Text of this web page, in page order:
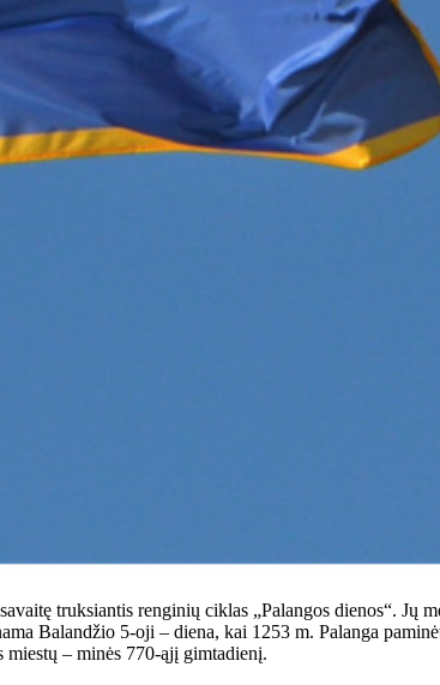
truksiantis renginių ciklas „Palangos dienos“. Jų
Balandžio 5-oji – diena, kai 1253 m. Palanga
miestų – minės 770-ąjį gimtadienį.